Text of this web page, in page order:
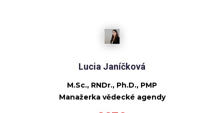
Lucia Janíčková
M.Sc., RNDr., Ph.D., PMP
Manažerka vědecké agendy